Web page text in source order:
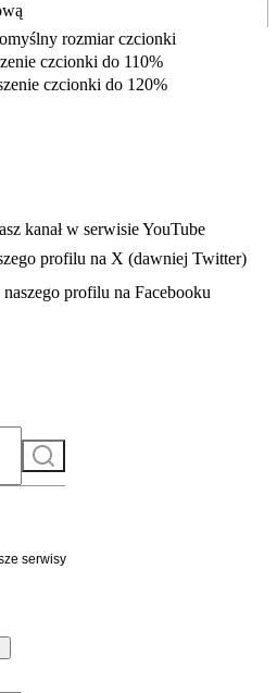
rozmiar czcionki
czcionki do 110%
czcionki do 120%
w nowej karcie
kanał w serwisie YouTube
profilu na X (dawniej Twitter)
się w nowej karcieprofilu na Facebooku
Szukaj
do serwisu
serwisy